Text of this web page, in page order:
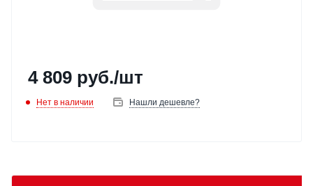
4 809 руб./шт
Нет в наличии Нашли дешевле?